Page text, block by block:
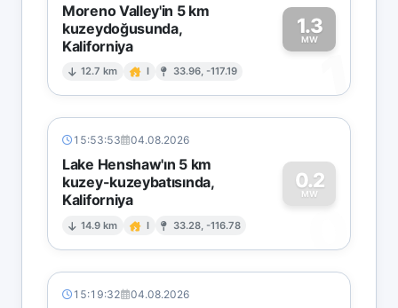
Moreno Valley'in 5 km
kuzeydoğusunda,
Kaliforniya
12.7 km I 33.96, -117.19
1.3
MW
1
15:53:53 04.08.2026
Lake Henshaw'ın 5 km
kuzey-kuzeybatısında,
Kaliforniya
14.9 km I 33.28, -116.78
0.2
MW
0
15:19:32 04.08.2026